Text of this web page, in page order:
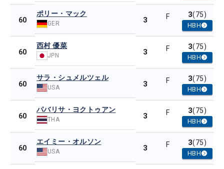
60
ポリー・マック
GER 3 F 3(75)
HBH
60
西村 優菜
JPN 3 F 3(75)
HBH
60
サラ・シュメルツェル
USA 3 F 3(75)
HBH
60
パバリサ・ヨクトゥアン
THA 3 F 3(75)
HBH
60
エイミー・オルソン
USA 3 F 3(75)
HBH